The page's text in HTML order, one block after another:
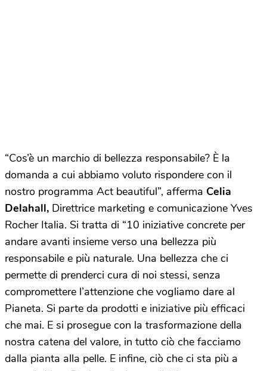
“Cos’è un marchio di bellezza responsabile? È la
domanda a cui abbiamo voluto rispondere con il
nostro programma Act beautiful”, afferma Celia
Delahall, Direttrice marketing e comunicazione Yves
Rocher Italia. Si tratta di “10 iniziative concrete per
andare avanti insieme verso una bellezza più
responsabile e più naturale. Una bellezza che ci
permette di prenderci cura di noi stessi, senza
compromettere l’attenzione che vogliamo dare al
Pianeta. Si parte da prodotti e iniziative più efficaci
che mai. E si prosegue con la trasformazione della
nostra catena del valore, in tutto ciò che facciamo
dalla pianta alla pelle. E infine, ciò che ci sta più a